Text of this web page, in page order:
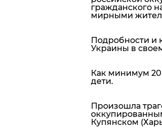
гражданского
мирными
Подробности и
Украины в
Как минимум
дети.
Произошла
Купянском